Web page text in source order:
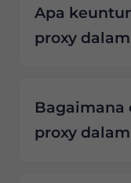
Apa
proxy
Bagaimana
proxy